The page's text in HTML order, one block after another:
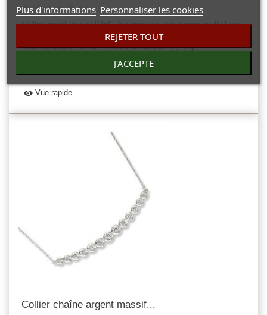
0 Avis
Collier argent massif 925‰ fantaisie sur une chaine maille forçat
zirconium. Bijou tendance moderne motif original ouvragée.
Taille du collier :45 cm . Poids du produit : 2,21.gr
Vue rapide
Collier chaîne argent massif...
Plus d'informations Personnaliser les cookies
REJETER TOUT
J'ACCEPTE